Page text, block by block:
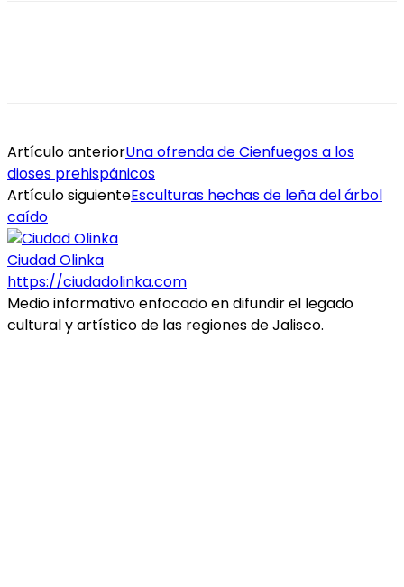
Artículo anteriorUna ofrenda de Cienfuegos a los
dioses prehispánicos
Artículo siguienteEsculturas hechas de leña del árbol
caído
Ciudad Olinka
https://ciudadolinka.com
Medio informativo enfocado en difundir el legado
cultural y artístico de las regiones de Jalisco.